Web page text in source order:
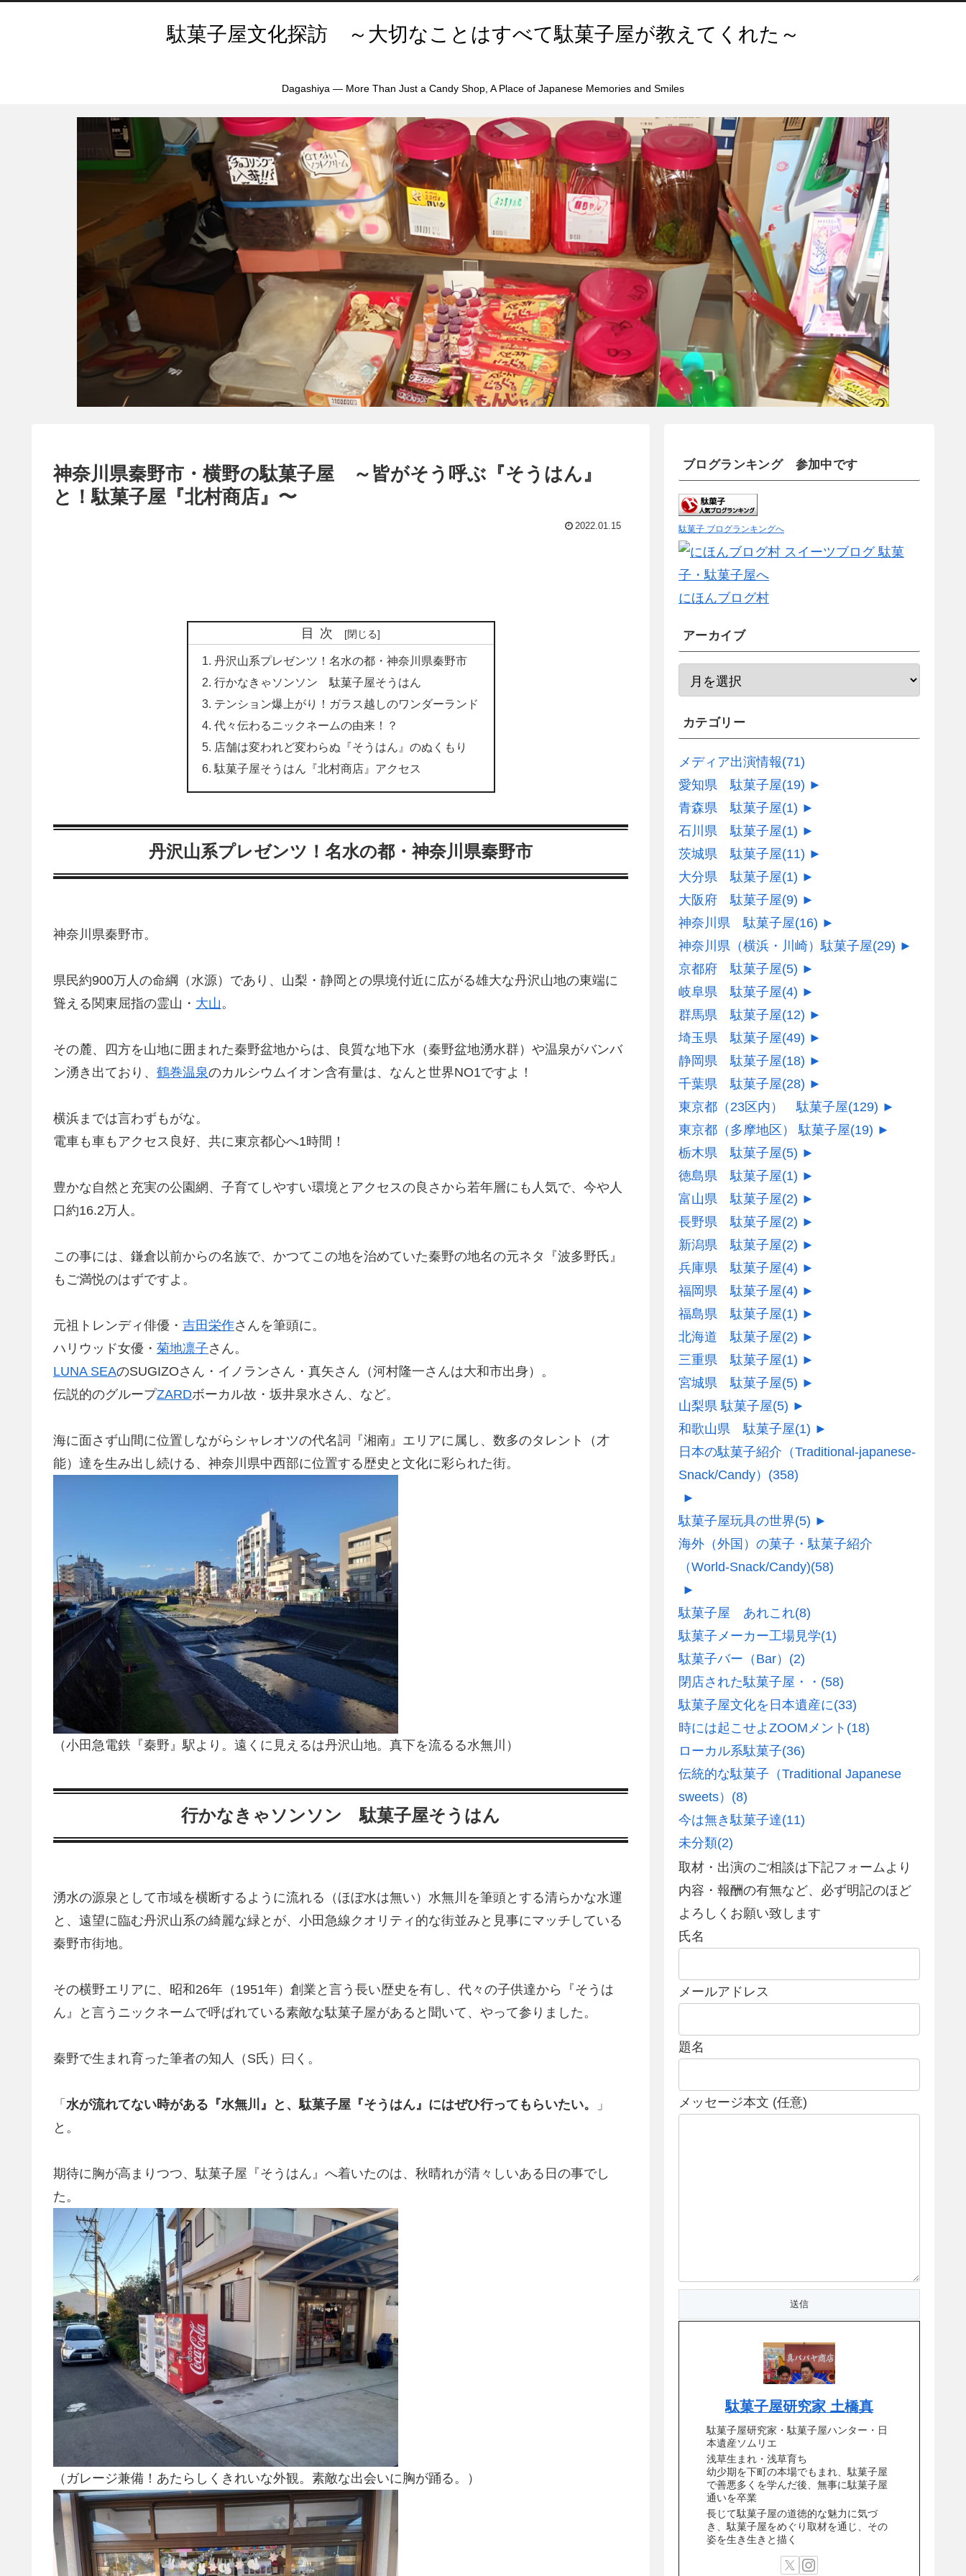
駄菓子屋文化探訪 ～大切なことはすべて駄菓子屋が教えてくれた～
Dagashiya — More Than Just a Candy Shop, A Place of Japanese Memories and Smiles
神奈川県秦野市・横野の駄菓子屋 ～皆がそう呼ぶ『そうはん』
と！駄菓子屋『北村商店』〜
2022.01.15
目次
丹沢山系プレゼンツ！名水の都・神奈川県秦野市
行かなきゃソンソン 駄菓子屋そうはん
テンション爆上がり！ガラス越しのワンダーランド
代々伝わるニックネームの由来！？
店舗は変われど変わらぬ『そうはん』のぬくもり
駄菓子屋そうはん『北村商店』アクセス
丹沢山系プレゼンツ！名水の都・神奈川県秦野市
神奈川県秦野市。
県民約900万人の命綱（水源）であり、山梨・静岡との県境付近に広がる雄大な丹沢山地の東端に
聳える関東屈指の霊山・ 大山 。
その麓、四方を山地に囲まれた秦野盆地からは、良質な地下水（秦野盆地湧水群）や温泉がバンバ
ン湧き出ており、 鶴巻温泉のカルシウムイオン含有量は、なんと世界NO1ですよ！
横浜までは言わずもがな。
電車も車もアクセス良好、共に東京都心へ1時間！
豊かな自然と充実の公園網、子育てしやすい環境とアクセスの良さから若年層にも人気で、今や人
口約16.2万人。
この事には、鎌倉以前からの名族で、かつてこの地を治めていた秦野の地名の元ネタ『波多野氏』
もご満悦のはずですよ。
元祖トレンディ俳優・ 吉田栄作さんを筆頭に。
ハリウッド女優・ 菊地凛子さん。
LUNA SEAのSUGIZOさん・イノランさん・真矢さん（河村隆一さんは大和市出身）。
伝説的のグループZARDボーカル故・坂井泉水さん、など。
海に面さず山間に位置しながらシャレオツの代名詞『湘南』エリアに属し、数多のタレント（才
能）達を生み出し続ける、神奈川県中西部に位置する歴史と文化に彩られた街。
（小田急電鉄『秦野』駅より。遠くに見えるは丹沢山地。真下を流るる水無川）
行かなきゃソンソン 駄菓子屋そうはん
湧水の源泉として市域を横断するように流れる（ほぼ水は無い）水無川を筆頭とする清らかな水運
と、遠望に臨む丹沢山系の綺麗な緑とが、小田急線クオリティ的な街並みと見事にマッチしている
秦野市街地。
その横野エリアに、昭和26年（1951年）創業と言う長い歴史を有し、代々の子供達から『そうは
ん』と言うニックネームで呼ばれている素敵な駄菓子屋があると聞いて、やって参りました。
秦野で生まれ育った筆者の知人（S氏）曰く。
「 水が流れてない時がある『水無川』と、駄菓子屋『そうはん』にはぜひ行ってもらいたい。
」
と。
期待に胸が高まりつつ、駄菓子屋『そうはん』へ着いたのは、秋晴れが清々しいある日の事でし
た。
（ガレージ兼備！あたらしくきれいな外観。素敵な出会いに胸が踊る。）
ブログランキング 参加中です
駄菓子 ブログランキングへ
にほんブログ村
アーカイブ
カテゴリー
メディア出演情報(71)
愛知県 駄菓子屋(19) ►
青森県 駄菓子屋(1) ►
石川県 駄菓子屋(1) ►
茨城県 駄菓子屋(11) ►
大分県 駄菓子屋(1) ►
大阪府 駄菓子屋(9) ►
神奈川県 駄菓子屋(16) ►
神奈川県（横浜・川崎）駄菓子屋(29) ►
京都府 駄菓子屋(5) ►
岐阜県 駄菓子屋(4) ►
群馬県 駄菓子屋(12) ►
埼玉県 駄菓子屋(49) ►
静岡県 駄菓子屋(18) ►
千葉県 駄菓子屋(28) ►
東京都（23区内） 駄菓子屋(129) ►
東京都（多摩地区） 駄菓子屋(19) ►
栃木県 駄菓子屋(5) ►
徳島県 駄菓子屋(1) ►
富山県 駄菓子屋(2) ►
長野県 駄菓子屋(2) ►
新潟県 駄菓子屋(2) ►
兵庫県 駄菓子屋(4) ►
福岡県 駄菓子屋(4) ►
福島県 駄菓子屋(1) ►
北海道 駄菓子屋(2) ►
三重県 駄菓子屋(1) ►
宮城県 駄菓子屋(5) ►
山梨県 駄菓子屋(5) ►
和歌山県 駄菓子屋(1) ►
日本の駄菓子紹介（Traditional-japanese-
Snack/Candy） (358)
►
駄菓子屋玩具の世界(5) ►
海外（外国）の菓子・駄菓子紹介
（World-Snack/Candy)(58)
►
駄菓子屋 あれこれ(8)
駄菓子メーカー工場見学(1)
駄菓子バー（Bar） (2)
閉店された駄菓子屋・・ (58)
駄菓子屋文化を日本遺産に(33)
時には起こせよZOOMメント (18)
ローカル系駄菓子(36)
伝統的な駄菓子（Traditional Japanese
sweets） (8)
今は無き駄菓子達(11)
未分類(2)
取材・出演のご相談は下記フォームより
内容・報酬の有無など、必ず明記のほど
よろしくお願い致します
氏名
メールアドレス
題名
メッセージ本文 (任意)
駄菓子屋研究家 土橋真
駄菓子屋研究家・駄菓子屋ハンター・日
本遺産ソムリエ
浅草生まれ・浅草育ち
幼少期を下町の本場でもまれ、駄菓子屋
で善悪多くを学んだ後、無事に駄菓子屋
通いを卒業
長じて駄菓子屋の道徳的な魅力に気づ
き、駄菓子屋をめぐり取材を通じ、その
姿を生き生きと描く